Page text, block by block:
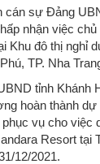
cán sự Đảng
nhận việc
Khu đô thị nghỉ
TP. Nha
tỉnh Khánh
hoàn thành dự
vụ cho việc
Resort tại
12/2021.